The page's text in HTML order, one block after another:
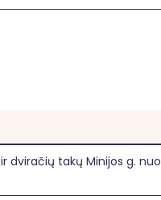
dviračių takų Minijos g. nuo